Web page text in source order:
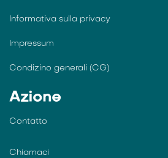
Informativa sulla privacy
Impressum
Condizino generali (CG)
Azione
Contatto
Chiamaci